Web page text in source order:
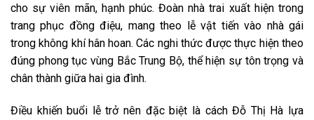
cho sự viên mãn, hạnh phúc. Đoàn nhà trai xuất hiện trong
trang phục đồng điệu, mang theo lễ vật tiến vào nhà gái
trong không khí hân hoan. Các nghi thức được thực hiện theo
đúng phong tục vùng Bắc Trung Bộ, thể hiện sự tôn trọng và
chân thành giữa hai gia đình.
Điều khiến buổi lễ trở nên đặc biệt là cách Đỗ Thị Hà lựa